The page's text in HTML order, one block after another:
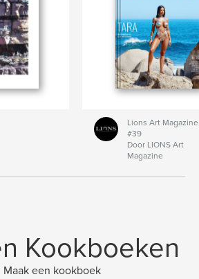
Lions Art Magazine
#39
Door LIONS Art
Magazine
Kookboeken
Maak een kookboek